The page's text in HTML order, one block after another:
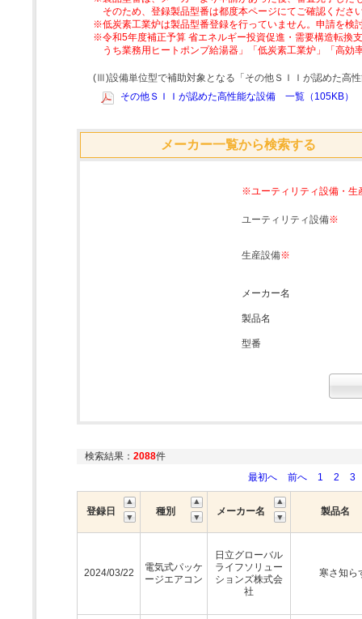
そのため、登録製品型番は都度本ページにてご確認くださ
※低炭素工業炉は製品型番登録を行っていません。申請を検
※令和5年度補正予算 省エネルギー投資促進・需要構造転換
うち業務用ヒートポンプ給湯器」「低炭素工業炉」「高
(Ⅲ)設備単位型で補助対象となる「その他ＳＩＩが認めた高
その他ＳＩＩが認めた高性能な設備 一覧（105KB）
メーカー一覧から検索する
※ユーティリティ設備・生
ユーティリティ設備※
生産設備※
メーカー名
製品名
型番
検索結果： 2088件
最初へ
前へ 1 2 3
登録日 種別 メーカー名 製品名
2024/03/22
電気式パッケ
ージエアコン
日立グローバル
ライフソリュー
ションズ株式会
社
寒さ知ら